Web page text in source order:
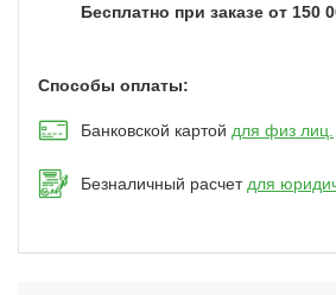
Бесплатно при заказе от 150
Способы оплаты:
Банковской картой для физ лиц.
Безналичный расчет для